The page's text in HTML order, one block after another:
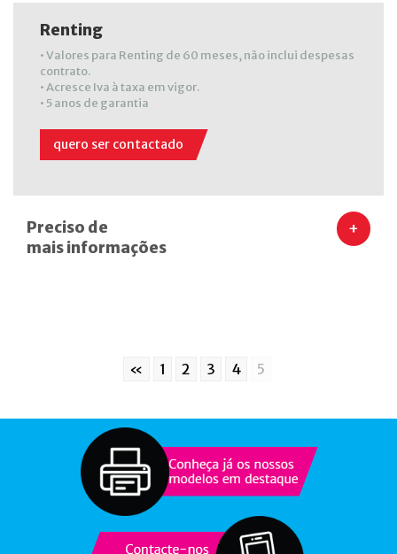
Renting
• Valores para Renting de 60 meses, não inclui despesas
contrato.
• Acresce Iva à taxa em vigor.
• 5 anos de garantia
quero ser contactado
Preciso de
mais informações
+
« 1 2 3 4 5